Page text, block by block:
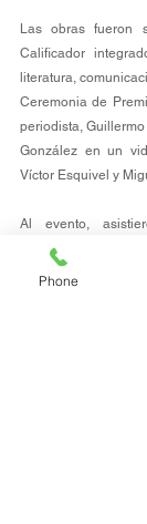
Las obras fueron
Calificador
literatura,
Ceremonia de
periodista,
González en un
Víctor Esquivel y
Al evento,
Coordinadora de
Ramírez Bernal,
Phone